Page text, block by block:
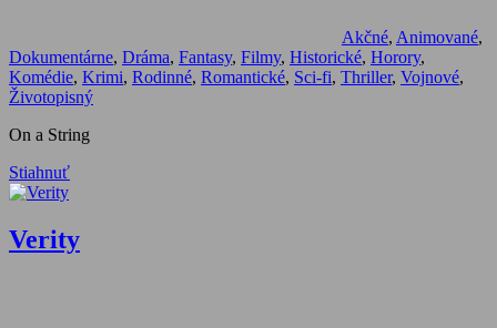
Akčné, Animované,
Dokumentárne, Dráma, Fantasy, Filmy, Historické, Horory,
Komédie, Krimi, Rodinné, Romantické, Sci-fi, Thriller, Vojnové,
Životopisný
On a String
Stiahnuť
Verity